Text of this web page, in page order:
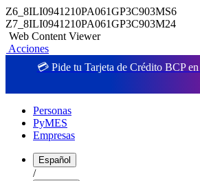
Z6_8ILI0941210PA061GP3C903MS6
Z7_8ILI0941210PA061GP3C903M24
Web Content Viewer
Acciones
💳 Pide tu Tarjeta de Crédito BCP
Personas
PyMES
Empresas
Español
/